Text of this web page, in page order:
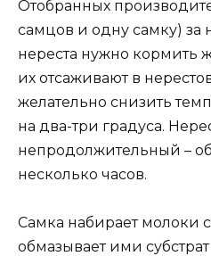
Отобранных
самцов и одну самку) за
нереста нужно кормить
их отсаживают в
желательно снизить
на два-три градуса.
непродолжительный –
несколько часов.
Самка набирает молоки
обмазывает ими